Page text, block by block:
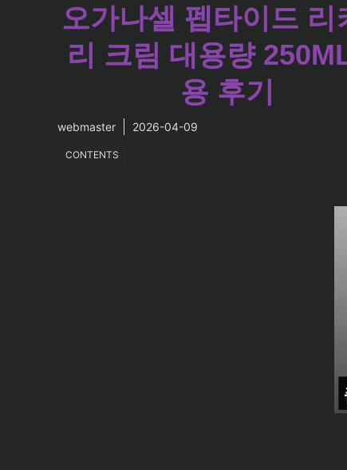
오가나셀 펩타이드 리
리 크림 대용량
용 후기
webmaster 2026-04-09
CONTENTS